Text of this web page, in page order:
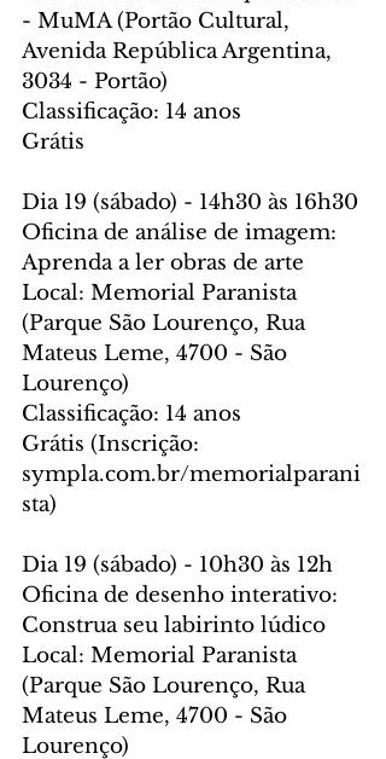
- MuMA (Portão Cultural,
Avenida República Argentina,
3034 - Portão)
Classificação: 14 anos
Grátis
Dia 19 (sábado) - 14h30 às 16h30
Oficina de análise de imagem:
Aprenda a ler obras de arte
Local: Memorial Paranista
(Parque São Lourenço, Rua
Mateus Leme, 4700 - São
Lourenço)
Classificação: 14 anos
Grátis (Inscrição:
sympla.com.br/memorialparani
sta)
Dia 19 (sábado) - 10h30 às 12h
Oficina de desenho interativo:
Construa seu labirinto lúdico
Local: Memorial Paranista
(Parque São Lourenço, Rua
Mateus Leme, 4700 - São
Lourenço)